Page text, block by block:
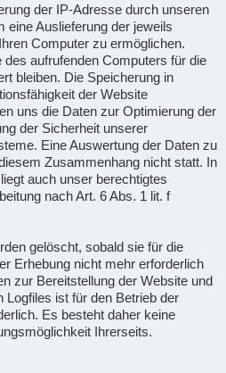
der IP-Adresse durch unseren
eine Auslieferung der jeweils
Computer zu ermöglichen.
aufrufenden Computers für die
bleiben. Die Speicherung in
der Website
uns die Daten zur Optimierung der
der Sicherheit unserer
Eine Auswertung der Daten zu
Zusammenhang nicht statt. In
auch unser berechtigtes
nach Art. 6 Abs. 1 lit. f
gelöscht, sobald sie für die
Erhebung nicht mehr erforderlich
zur Bereitstellung der Website und
Logfiles ist für den Betrieb der
Es besteht daher keine
Ihrerseits.